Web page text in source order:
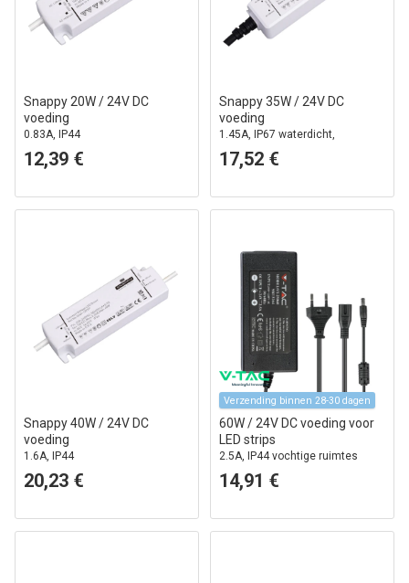
Snappy 20W / 24V DC
voeding
0.83A, IP44
12,39 €
Snappy 35W / 24V DC
voeding
1.45A, IP67 waterdicht,
Waterdicht
17,52 €
Snappy 40W / 24V DC
voeding
1.6A, IP44
20,23 €
Verzending binnen 28-30 dagen
60W / 24V DC voeding voor
LED strips
2.5A, IP44 vochtige ruimtes
14,91 €